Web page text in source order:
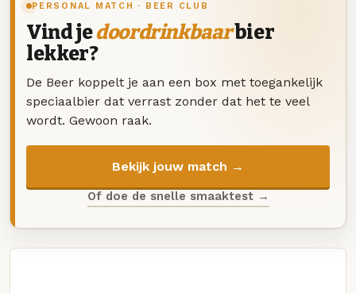
PERSONAL MATCH · BEER CLUB
Vind jedoordrinkbaarbier
lekker?
De Beer koppelt je aan een box met toegankelijk
speciaalbier dat verrast zonder dat het te veel
wordt. Gewoon raak.
Bekijk jouw match →
Of doe de snelle smaaktest →